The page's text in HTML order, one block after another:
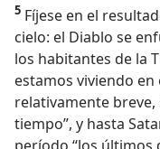
5 Fíjese en el
cielo: el Diablo se
los habitantes de la
estamos viviendo
relativamente
tiempo”, y hasta
período “los últimos